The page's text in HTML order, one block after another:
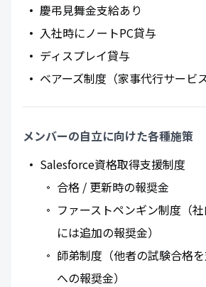
慶弔見舞金支給あり
入社時にノートPC貸与
ディスプレイ貸与
ベアーズ制度（家事代行サービス
メンバーの自立に向けた各種施策
Salesforce資格取得支援制度
合格 / 更新時の報奨金
ファーストペンギン制度（
には追加の報奨金）
師弟制度（他者の試験合格
への報奨金）